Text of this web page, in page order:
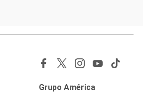
Grupo América